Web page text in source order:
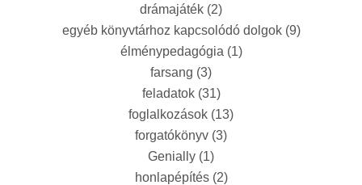
drámajáték (2)
egyéb könyvtárhoz kapcsolódó dolgok(9)
élménypedagógia (1)
farsang (3)
feladatok(31)
foglalkozások (13)
forgatókönyv (3)
Genially (1)
honlapépítés(2)